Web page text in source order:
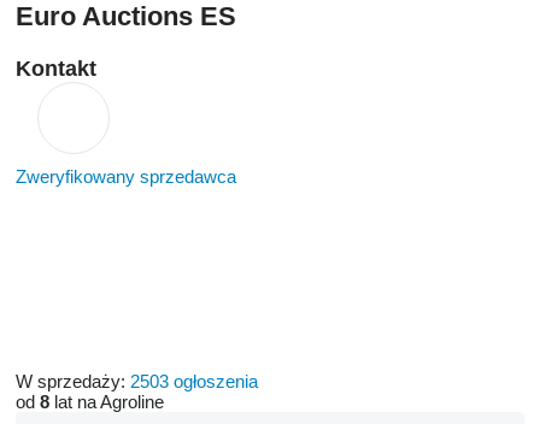
Euro Auctions ES
Kontakt
Zweryfikowany sprzedawca
W sprzedaży: 2503 ogłoszenia
od 8 lat na Agroline